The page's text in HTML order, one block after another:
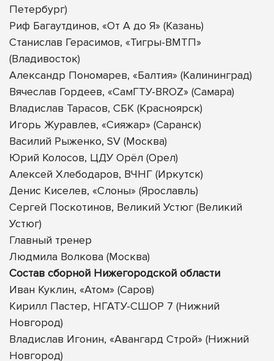
Петербург)
Риф Багаутдинов, «От А до Я» (Казань)
Станислав Герасимов, «Тигры-ВМТП»
(Владивосток)
Александр Пономарев, «Балтия» (Калининград)
Вячеслав Гордеев, «СамГТУ-BROZ» (Самара)
Владислав Тарасов, СБК (Красноярск)
Игорь Журавлев, «Сияжар» (Саранск)
Василий Рыженко, SV (Москва)
Юрий Колосов, ЦДУ Орёл (Орел)
Алексей Хлебодаров, ВЧНГ (Иркутск)
Денис Киселев, «Слоны» (Ярославль)
Сергей Поскотинов, Великий Устюг (Великий
Устюг)
Главный тренер
Людмила Волкова (Москва)
Состав сборной Нижегородской области
Иван Куклин, «Атом» (Саров)
Кирилл Пастер, НГАТУ-СШОР 7 (Нижний
Новгород)
Владислав Игонин, «Авангард Строй» (Нижний
Новгород)